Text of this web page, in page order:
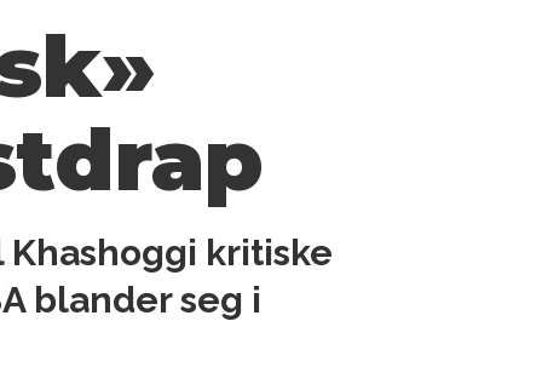
kritiske
blander seg i